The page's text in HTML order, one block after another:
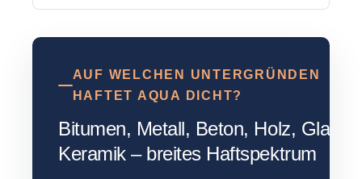
AUF WELCHEN UNTERGRÜNDEN
HAFTET AQUA DICHT?
Bitumen, Metall, Beton, Holz, Glas,
Keramik – breites Haftspektrum